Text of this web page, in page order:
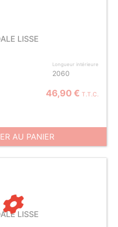
LISSE
Longueur intérieure
2060
46,90 € T.T.C.
AU PANIER
LISSE